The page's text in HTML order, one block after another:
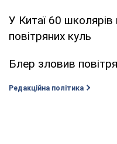
У Китаї 60
повітряних куль
Блер зловив
Редакційна політика